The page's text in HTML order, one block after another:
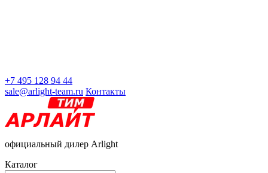
+7 495 128 94 44
sale@arlight-team.ru Контакты
официальный дилер Arlight
Каталог